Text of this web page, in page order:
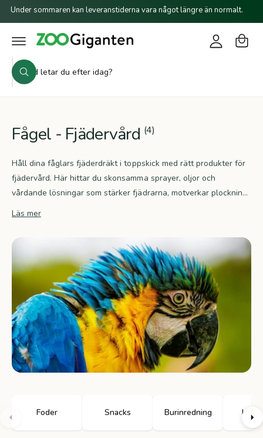
il
n
e
h
å
Under sommaren kan leveranstiderna vara något längre än normalt.
S
ö
v
å
r
b
u
k
S
ö
o
g
g
r
u
k
Fågel - Fjädervård (4)
Håll dina fåglars fjäderdräkt i toppskick med rätt produkter för
fjädervård. Här hittar du skonsamma sprayer, oljor och
vårdande lösningar som stärker fjädrarna, motverkar plocknin...
Läs mer
Foder Snacks Burinredning